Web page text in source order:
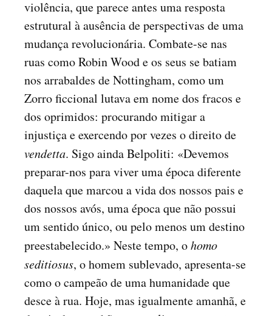
violência, que parece antes uma resposta
estrutural à ausência de perspectivas de uma
mudança revolucionária. Combate-se nas
ruas como Robin Wood e os seus se batiam
nos arrabaldes de Nottingham, como um
Zorro ficcional lutava em nome dos fracos e
dos oprimidos: procurando mitigar a
injustiça e exercendo por vezes o direito de
vendetta. Sigo ainda Belpoliti: «Devemos
preparar-nos para viver uma época diferente
daquela que marcou a vida dos nossos pais e
dos nossos avós, uma época que não possui
um sentido único, ou pelo menos um destino
preestabelecido.» Neste tempo, ohomo
seditiosus, o homem sublevado, apresenta-se
como o campeão de uma humanidade que
desce à rua. Hoje, mas igualmente amanhã, e